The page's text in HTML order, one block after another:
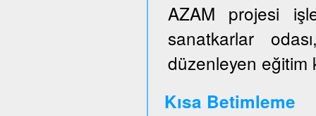
AZAM projesi
sanatkarlar
düzenleyen eğitim
Kısa Betimleme